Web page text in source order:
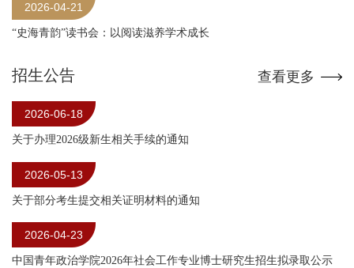
2026-04-21
“史海青韵”读书会：以阅读滋养学术成长
招生公告 查看更多
2026-06-18
关于办理2026级新生相关手续的通知
2026-05-13
关于部分考生提交相关证明材料的通知
2026-04-23
中国青年政治学院2026年社会工作专业博士研究生招生拟录取公示